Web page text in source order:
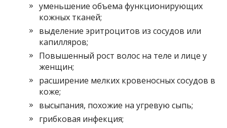
уменьшение объема функционирующих
кожных тканей;
выделение эритроцитов из сосудов или
капилляров;
Повышенный рост волос на теле и лице у
женщин;
расширение мелких кровеносных сосудов в
коже;
высыпания, похожие на угревую сыпь;
грибковая инфекция;